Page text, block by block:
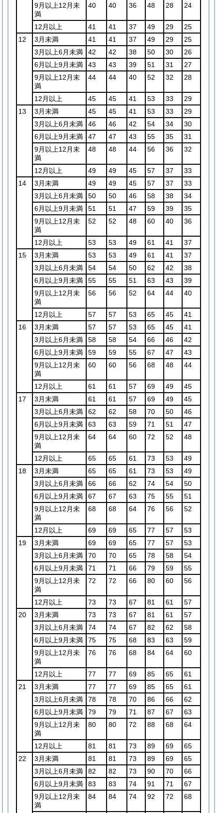
9月以上12月未
満
40 40 36 48 28 24
12月以上 41 41 37 49 29
25
12
3月未満 41 41 37 49 29
25
3月以上6月未満
42 42 38 50 30
26
6月以上9月未満
43 43 39 51 31
27
9月以上12月未
満
44 44 40 52 32 28
12月以上 45 45 41 53 33
29
13
3月未満 45 45 41 53 33
29
3月以上6月未満
46 46 42 54 34
30
6月以上9月未満
47 47 43 55 35
31
9月以上12月未
満
48 48 44 56 36 32
12月以上 49 49 45 57 37
33
14
3月未満 49 49 45 57 37
33
3月以上6月未満
50 50 46 58 38
34
6月以上9月未満
51 51 47 59 39
35
9月以上12月未
満
52 52 48 60 40 36
12月以上 53 53 49 61 41
37
15
3月未満 53 53 49 61 41
37
3月以上6月未満
54 54 50 62 42
38
6月以上9月未満
55 55 51 63 43
39
9月以上12月未
満
56 56 52 64 44 40
12月以上 57 57 53 65 45
41
16
3月未満 57 57 53 65 45
41
3月以上6月未満
58 58 54 66 46
42
6月以上9月未満
59 59 55 67 47
43
9月以上12月未
満
60 60 56 68 48 44
12月以上 61 61 57 69 49
45
17
3月未満 61 61 57 69 49
45
3月以上6月未満
62 62 58 70 50
46
6月以上9月未満
63 63 59 71 51
47
9月以上12月未
満
64 64 60 72 52 48
12月以上 65 65 61 73 53
49
18
3月未満 65 65 61 73 53
49
3月以上6月未満
66 66 62 74 54
50
6月以上9月未満
67 67 63 75 55
51
9月以上12月未
満
68 68 64 76 56 52
12月以上 69 69 65 77 57
53
19
3月未満 69 69 65 77 57
53
3月以上6月未満
70 70 65 78 58
54
6月以上9月未満
71 71 66 79 59
55
9月以上12月未
満
72 72 66 80 60 56
12月以上 73 73 67 81 61
57
20
3月未満 73 73 67 81 61
57
3月以上6月未満
74 74 67 82 62
58
6月以上9月未満
75 75 68 83 63
59
9月以上12月未
満
76 76 68 84 64 60
12月以上 77 77 69 85 65
61
21
3月未満 77 77 69 85 65
61
3月以上6月未満
78 78 70 86 66
62
6月以上9月未満
79 79 71 87 67
63
9月以上12月未
満
80 80 72 88 68 64
12月以上 81 81 73 89 69
65
22
3月未満 81 81 73 89 69
65
3月以上6月未満
82 82 73 90 70
66
6月以上9月未満
83 83 74 91 71
67
9月以上12月未
満
84 84 74 92 72 68